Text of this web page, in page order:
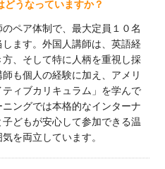
どうなっていますか？
ペア体制で、最大定員１０名
ます。外国人講師は、英語経
、そして特に人柄を重視し採
も個人の経験に加え、アメリ
ィブカリキュラム」を学んで
ングでは本格的なインターナ
どもが安心して参加できる温
を両立しています。